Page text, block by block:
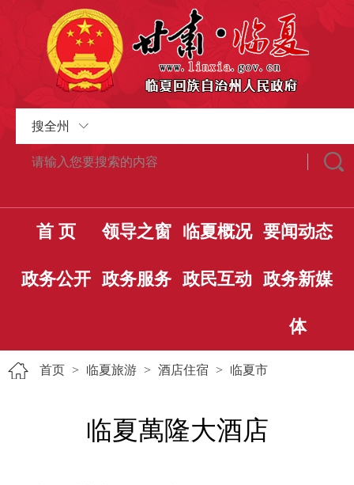
搜全州
首 页 领导之窗 临夏概况 要闻动态
政务公开 政务服务 政民互动 政务新媒
体
首页 > 临夏旅游 > 酒店住宿 > 临夏市
临夏萬隆大酒店